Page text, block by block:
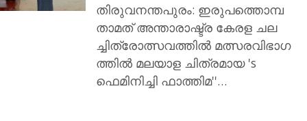
തിരുവനന്തപുരം: ഇരുപത്തൊമ്പ
താമത് അന്താരാഷ്ട്ര കേരള ചല
ച്ചിത്രോത്സവത്തില്‍ മത്സരവിഭാഗ
ത്തില്‍ മലയാള ചിത്രമായ 's
ഫെമിനിച്ചി ഫാത്തിമ''…